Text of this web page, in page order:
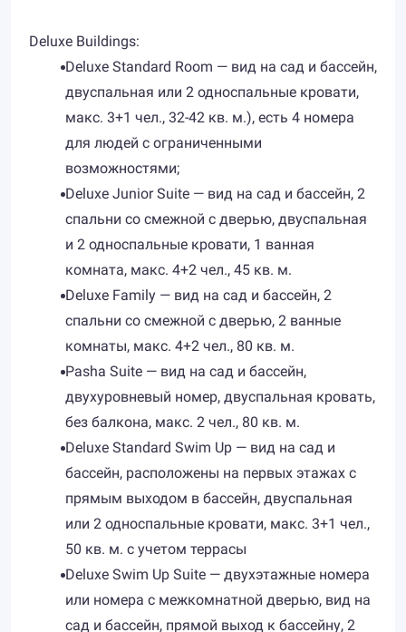
Deluxe Buildings:
Deluxe Standard Room — вид на сад и бассейн,
двуспальная или 2 односпальные кровати,
макс. 3+1 чел., 32-42 кв. м.), есть 4 номера
для людей с ограниченными
возможностями;
Deluxe Junior Suite — вид на сад и бассейн, 2
спальни со смежной с дверью, двуспальная
и 2 односпальные кровати, 1 ванная
комната, макс. 4+2 чел., 45 кв. м.
Deluxe Family — вид на сад и бассейн, 2
спальни со смежной с дверью, 2 ванные
комнаты, макс. 4+2 чел., 80 кв. м.
Pasha Suite — вид на сад и бассейн,
двухуровневый номер, двуспальная кровать,
без балкона, макс. 2 чел., 80 кв. м.
Deluxe Standard Swim Up — вид на сад и
бассейн, расположены на первых этажах с
прямым выходом в бассейн, двуспальная
или 2 односпальные кровати, макс. 3+1 чел.,
50 кв. м. с учетом террасы
Deluxe Swim Up Suite — двухэтажныe номера
или номера с межкомнатной дверью, вид на
сад и бассейн, прямой выход к бассейну, 2